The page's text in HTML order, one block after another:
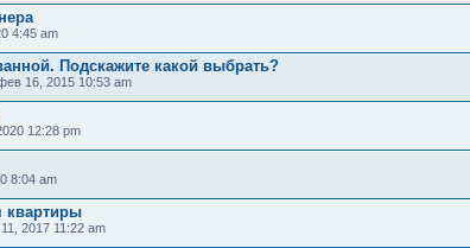
4:45 am
Подскажите какой выбрать?
16, 2015 10:53 am
12:28 pm
8:04 am
квартиры
2017 11:22 am